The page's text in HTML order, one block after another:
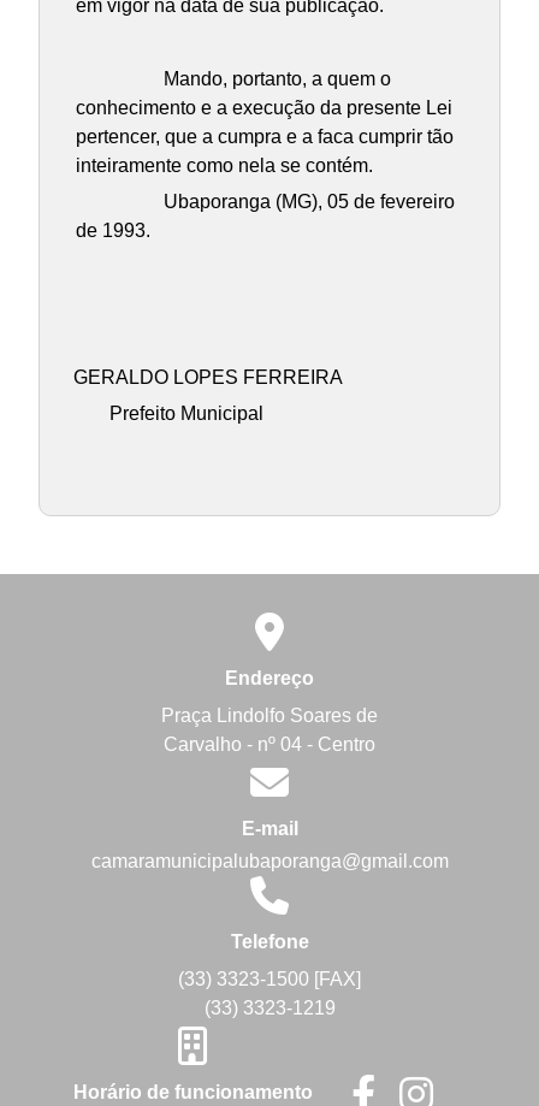
em vigor na data de sua publicação.
Mando, portanto, a quem o
conhecimento e a execução da presente Lei
pertencer, que a cumpra e a faca cumprir tão
inteiramente como nela se contém.
Ubaporanga (MG), 05 de fevereiro
de 1993.
GERALDO LOPES FERREIRA
Prefeito Municipal
Endereço
Praça Lindolfo Soares de
Carvalho - nº 04 - Centro
E-mail
camaramunicipalubaporanga@gmail.com
Telefone
(33) 3323-1500 [FAX]
(33) 3323-1219
Horário de funcionamento